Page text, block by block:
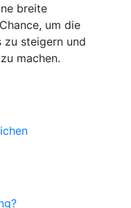
breite
um die
zu steigern und
machen.